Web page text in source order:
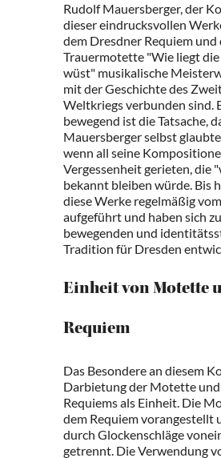
Rudolf Mauersberger, der
dieser eindrucksvollen
dem Dresdner Requiem und
Trauermotette "Wie liegt die
wüst" musikalische
mit der Geschichte des
Weltkriegs verbunden sind.
bewegend ist die Tatsache,
Mauersberger selbst
wenn all seine
Vergessenheit gerieten, die
bekannt bleiben würde. Bis
diese Werke regelmäßig
aufgeführt und haben sich
bewegenden und
Tradition für Dresden
Einheit von Motette
Requiem
Das Besondere an diesem
Darbietung der Motette und
Requiems als Einheit. Die
dem Requiem vorangestellt
durch Glockenschläge
getrennt. Die Verwendung